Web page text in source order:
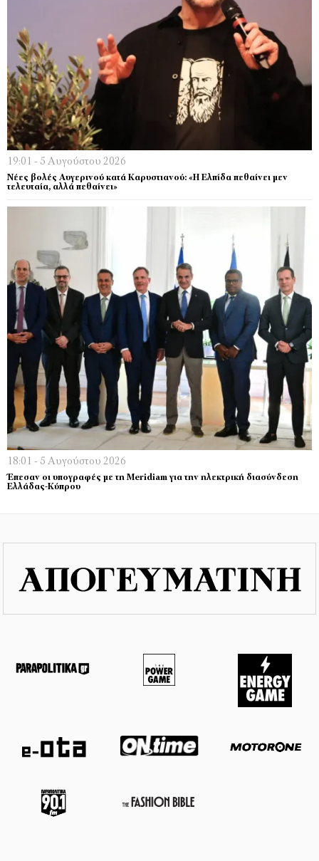
19:01 - 5 Αυγούστου 2026
Νέες βολές Αυγερινού κατά Καρυστιανού: «Η Ελπίδα πεθαίνει μεν
τελευταία, αλλά πεθαίνει»
18:01 - 5 Αυγούστου 2026
Έπεσαν οι υπογραφές με τη Meridiam για την ηλεκτρική διασύνδεση
Ελλάδας-Κύπρου